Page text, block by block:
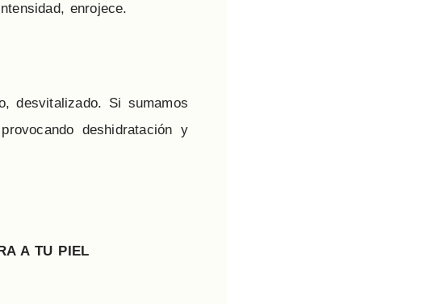
enrojece.
desvitalizado. Si sumamos
deshidratación y
A TU PIEL